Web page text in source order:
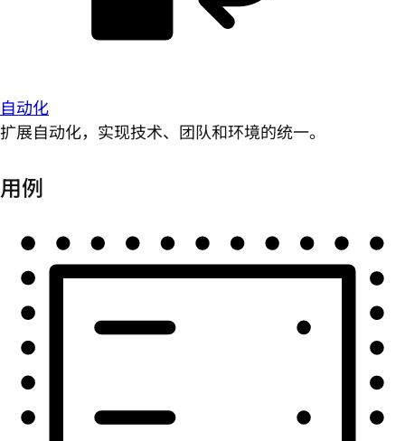
自动化
扩展自动化，实现技术、团队和环境的统一。
用例